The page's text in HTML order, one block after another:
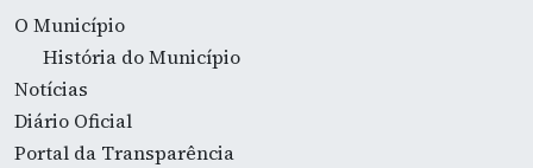
O Município
História do Município
Notícias
Diário Oficial
Portal da Transparência